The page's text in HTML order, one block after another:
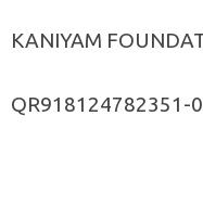
KANIYAM
QR918124782351-